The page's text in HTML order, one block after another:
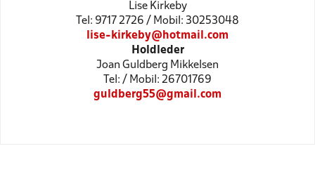
Lise Kirkeby
Tel: 9717 2726 / Mobil: 30253048
lise-kirkeby@hotmail.com
Holdleder
Joan Guldberg Mikkelsen
Tel: / Mobil: 26701769
guldberg55@gmail.com